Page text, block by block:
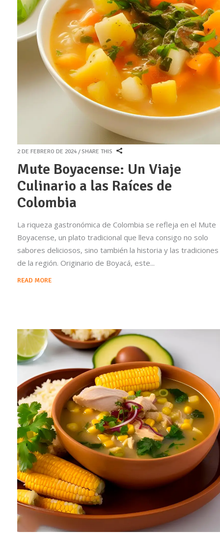
2 DE FEBRERO DE 2024 SHARE THIS
Mute Boyacense: Un Viaje
Culinario a las Raíces de
Colombia
La riqueza gastronómica de Colombia se refleja en el Mute
Boyacense, un plato tradicional que lleva consigo no solo
sabores deliciosos, sino también la historia y las tradiciones
de la región. Originario de Boyacá, este
READ MORE